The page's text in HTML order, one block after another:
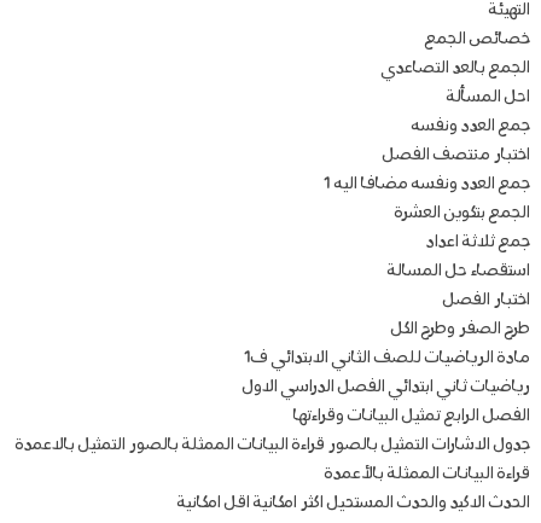
التهيئة
خصائص الجمع
الجمع بالعد التصاعدي
احل المسألة
جمع العدد ونفسه
اختبار منتصف الفصل
جمع العدد ونفسه مضافا اليه 1
الجمع بتكوين العشرة
جمع ثلاثة اعداد
استقصاء حل المسالة
اختبار الفصل
طرح الصفر وطرح الكل
مادة الرياضيات للصف الثاني الابتدائي ف1
رياضيات ثاني ابتدائي الفصل الدراسي الاول
الفصل الرابع تمثيل البيانات وقراءتها
جدول الاشارات التمثيل بالصور قراءة البيانات الممثلة بالصور التمثيل بالاعمدة
قراءة البيانات الممثلة بالأعمدة
الحدث الاكيد والحدث المستحيل اكثر امكانية اقل امكانية